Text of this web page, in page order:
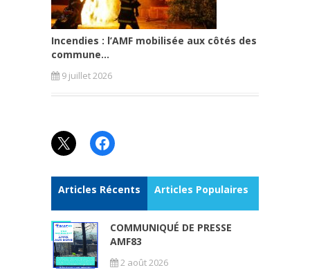
Incendies : l’AMF mobilisée aux côtés des
commune...
9 juillet 2026
X Facebook
Articles Récents Articles Populaires
COMMUNIQUÉ DE PRESSE
AMF83
2 août 2026